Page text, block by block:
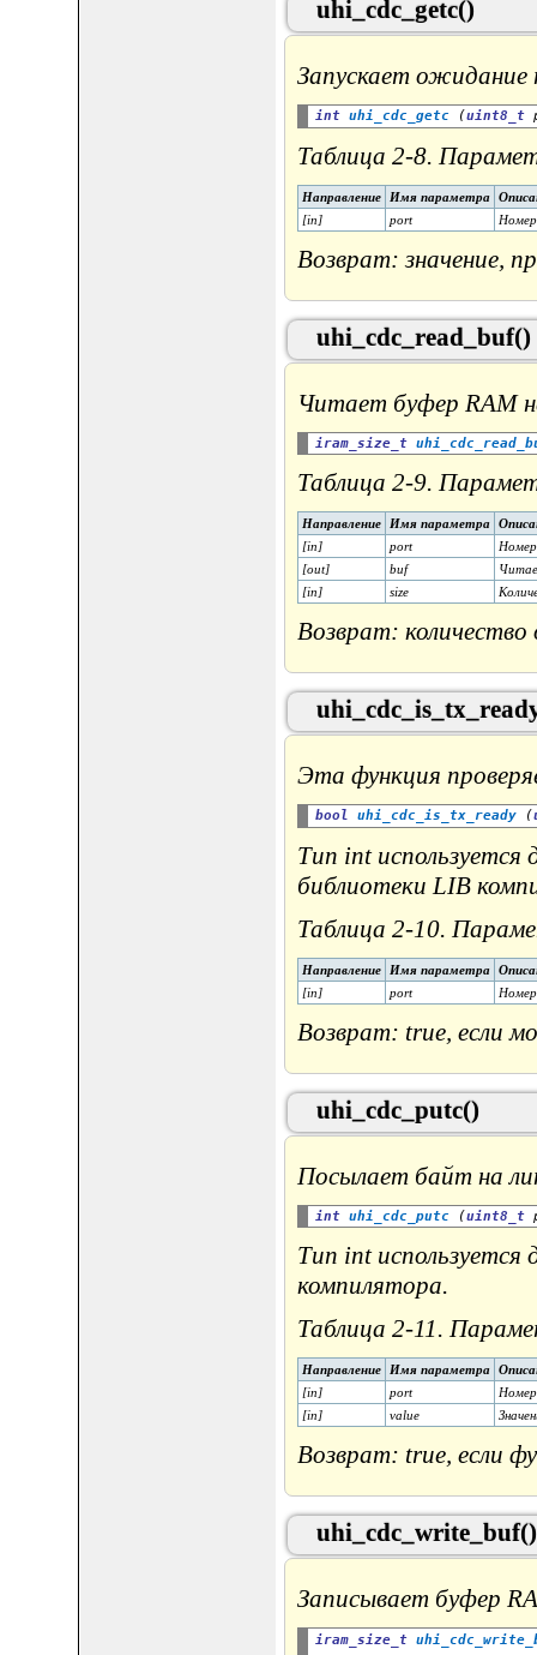
uhi_cdc_getc()
Запускает ожидание
int uhi_cdc_getc (uint8_t
Таблица 2-8.
Направление Имя параметра
[in]
port
Возврат: значение,
uhi_cdc_read_buf()
Читает буфер RAM
iram_size_t
Таблица 2-9.
Направление Имя параметра
[in]
port
[out]
buf
[in]
size
Возврат:
Эта функция
bool uhi_cdc_is_tx_ready (
Тип int используется
библиотеки LIB
Таблица 2-10.
Направление Имя параметра
[in]
port
Возврат: true, если
uhi_cdc_putc()
Посылает байт на
int uhi_cdc_putc (uint8_t
Тип int используется
компилятора.
Таблица 2-11.
Направление Имя параметра
[in]
port
[in]
value
Возврат: true, если
uhi_cdc_write_buf()
Записывает буфер
iram_size_t